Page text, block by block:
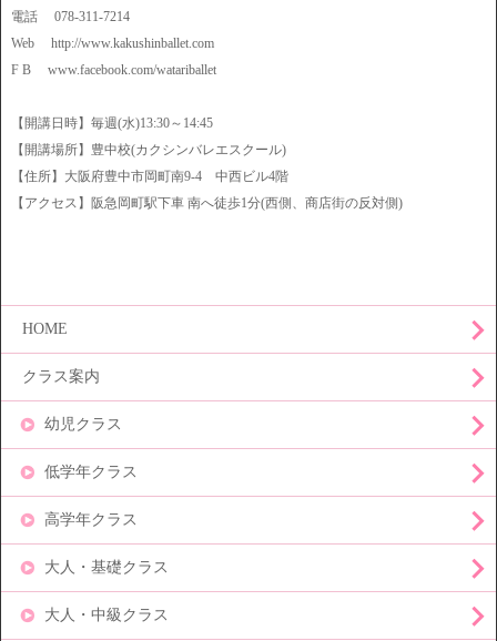
電話 078-311-7214
Web http://www.kakushinballet.com
F B www.facebook.com/watariballet
【開講日時】毎週(水)13:30～14:45
【開講場所】豊中校(カクシンバレエスクール)
【住所】大阪府豊中市岡町南9-4 中西ビル4階
【アクセス】阪急岡町駅下車 南へ徒歩1分(西側、商店街の反対側)
HOME
クラス案内
幼児クラス
低学年クラス
高学年クラス
大人・基礎クラス
大人・中級クラス